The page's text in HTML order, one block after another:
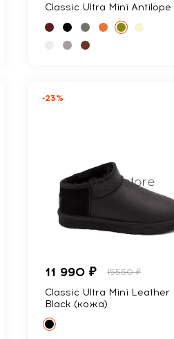
Classic Ultra Mini Antilope
-23%
11 990 ₽ 15550 ₽
Classic Ultra Mini Leather
Black (кожа)